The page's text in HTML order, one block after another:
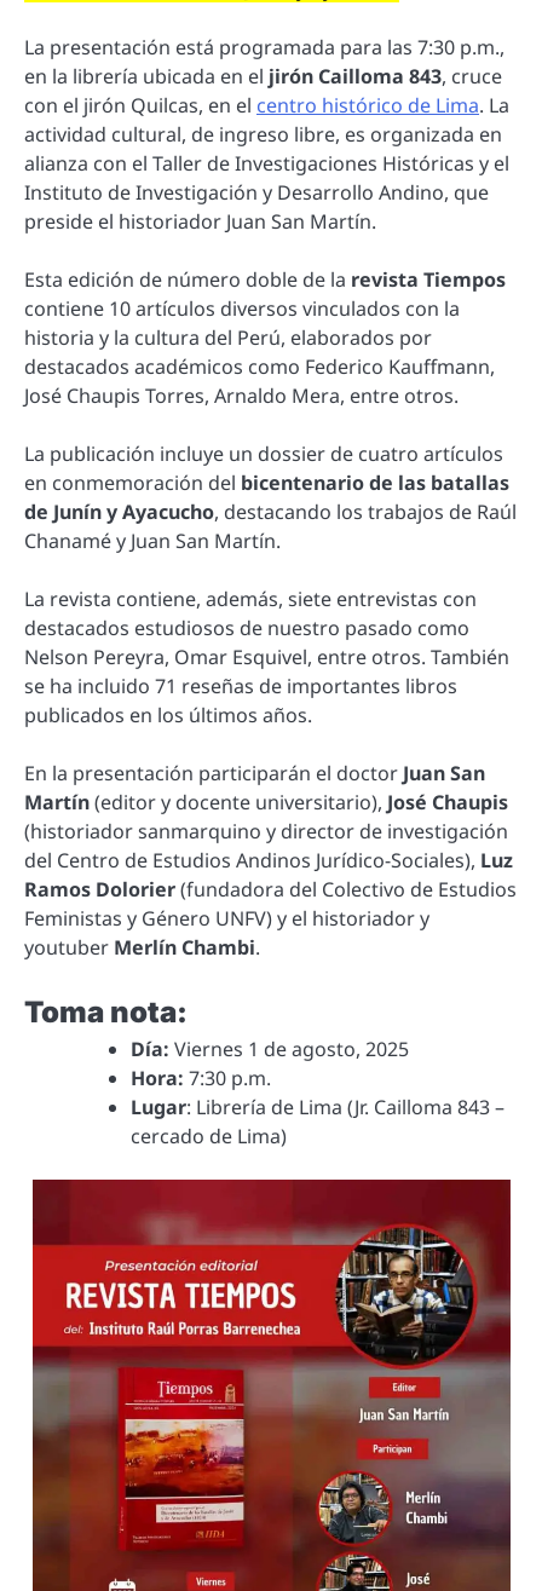
La presentación está programada para las 7:30 p.m.,
en la librería ubicada en el jirón Cailloma 843, cruce
con el jirón Quilcas, en el centro histórico de Lima. La
actividad cultural, de ingreso libre, es organizada en
alianza con el Taller de Investigaciones Históricas y el
Instituto de Investigación y Desarrollo Andino, que
preside el historiador Juan San Martín.
Esta edición de número doble de la revista Tiempos
contiene 10 artículos diversos vinculados con la
historia y la cultura del Perú, elaborados por
destacados académicos como Federico Kauffmann,
José Chaupis Torres, Arnaldo Mera, entre otros.
La publicación incluye un dossier de cuatro artículos
en conmemoración del bicentenario de las batallas
de Junín y Ayacucho, destacando los trabajos de Raúl
Chanamé y Juan San Martín.
La revista contiene, además, siete entrevistas con
destacados estudiosos de nuestro pasado como
Nelson Pereyra, Omar Esquivel, entre otros. También
se ha incluido 71 reseñas de importantes libros
publicados en los últimos años.
En la presentación participarán el doctor Juan San
Martín(editor y docente universitario), José Chaupis
(historiador sanmarquino y director de investigación
del Centro de Estudios Andinos Jurídico-Sociales), Luz
Ramos Dolorier(fundadora del Colectivo de Estudios
Feministas y Género UNFV) y el historiador y
youtuber Merlín Chambi.
Toma nota:
Día: Viernes 1 de agosto, 2025
Hora: 7:30 p.m.
Lugar: Librería de Lima (Jr. Cailloma 843 –
cercado de Lima)